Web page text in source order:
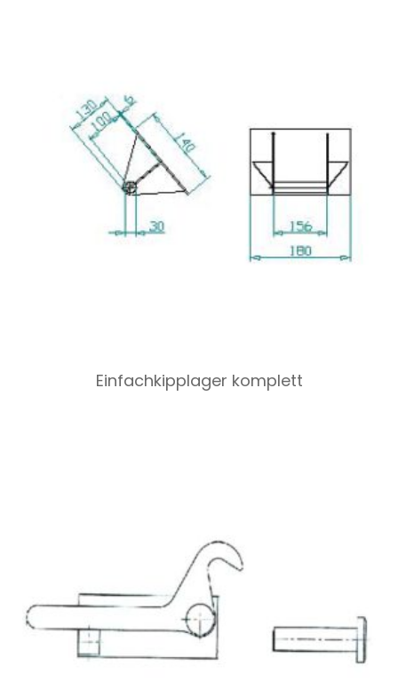
Einfachkipplager komplett